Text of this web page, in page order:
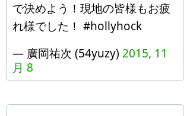
で決めよう！現地の皆様もお疲
れ様でした！ #hollyhock
— 廣岡祐次 (54yuzy) 2015, 11
月 8